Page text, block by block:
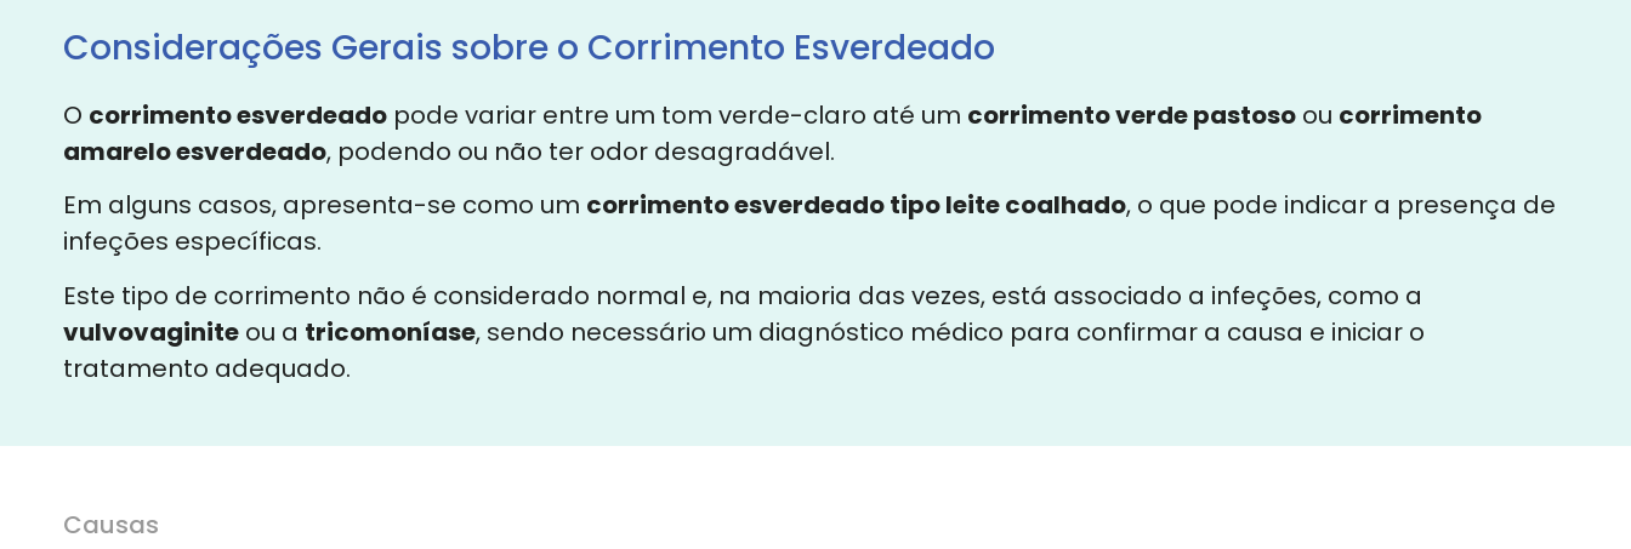
Considerações Gerais sobre o Corrimento Esverdeado
O corrimento esverdeado pode variar entre um tom verde-claro até um corrimento verde pastoso ou corrimento
amarelo esverdeado, podendo ou não ter odor desagradável.
Em alguns casos, apresenta-se como um corrimento esverdeado tipo leite coalhado, o que pode indicar a presença de
infeções específicas.
Este tipo de corrimento não é considerado normal e, na maioria das vezes, está associado a infeções, como a
vulvovaginite ou a tricomoníase, sendo necessário um diagnóstico médico para confirmar a causa e iniciar o
tratamento adequado.
Causas